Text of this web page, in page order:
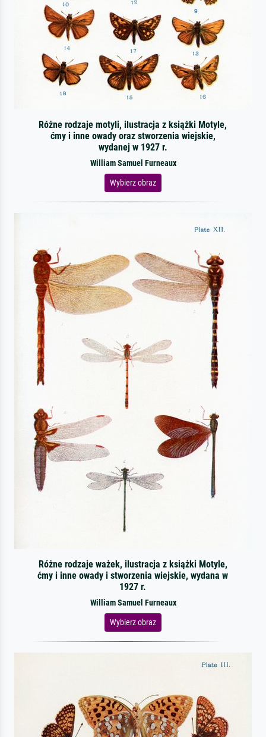
Różne rodzaje motyli, ilustracja z książki Motyle,
ćmy i inne owady oraz stworzenia wiejskie,
wydanej w 1927 r.
William Samuel Furneaux
Wybierz obraz
Różne rodzaje ważek, ilustracja z książki Motyle,
ćmy i inne owady i stworzenia wiejskie, wydana w
1927 r.
William Samuel Furneaux
Wybierz obraz